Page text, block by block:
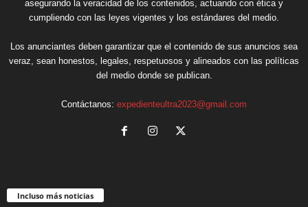
asegurando la veracidad de los contenidos, actuando con ética y
cumpliendo con las leyes vigentes y los estándares del medio.
Los anunciantes deben garantizar que el contenido de sus anuncios sea
veraz, sean honestos, legales, respetuosos y alineados con las políticas
del medio donde se publican.
Contáctanos: expedienteultra2023@gmail.com
Incluso más noticias